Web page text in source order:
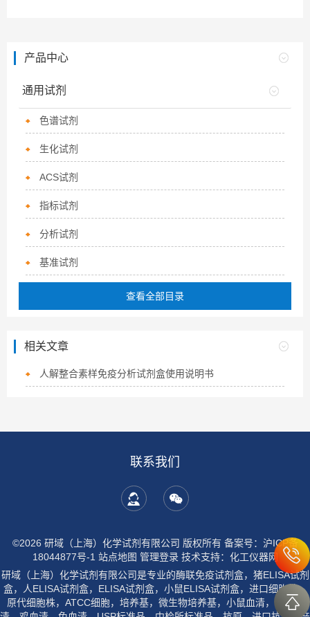
产品中心
通用试剂
色谱试剂
生化试剂
ACS试剂
指标试剂
分析试剂
基准试剂
查看全部目录
相关文章
人解整合素样免疫分析试剂盒使用说明书
联系我们
©2026 研域（上海）化学试剂有限公司 版权所有 备案号：沪ICP备
18044877号-1 站点地图 管理登录技术支持： 化工仪器网
研域（上海）化学试剂有限公司是专业的酶联免疫试剂盒，猪ELISA试剂
盒，人ELISA试剂盒，ELISA试剂盒，小鼠ELISA试剂盒，进口细胞株，
原代细胞株，ATCC细胞，培养基，微生物培养基，小鼠血清，大鼠血